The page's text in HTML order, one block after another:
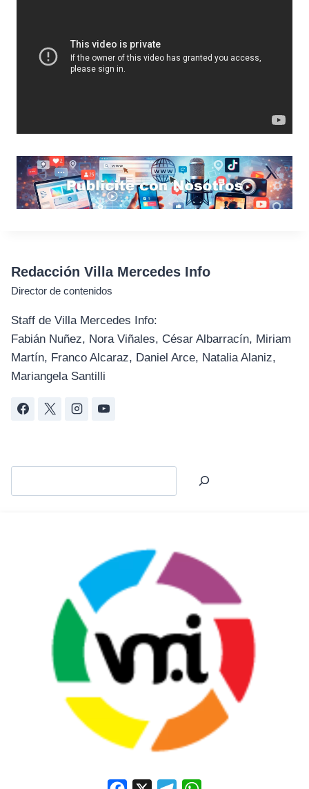
Redacción Villa Mercedes Info
Director de contenidos
Staff de Villa Mercedes Info:
Fabián Nuñez, Nora Viñales, César Albarracín, Miriam
Martín, Franco Alcaraz, Daniel Arce, Natalia Alaniz,
Mariangela Santilli
Facebook
X Telegram